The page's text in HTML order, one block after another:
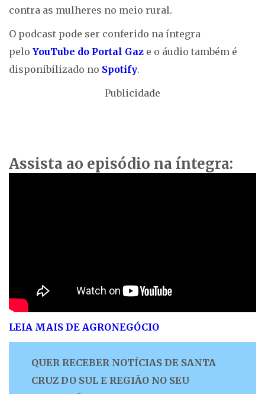
contra as mulheres no meio rural.
O podcast pode ser conferido na íntegra
pelo YouTube do Portal Gaz e o áudio também é
disponibilizado no Spotify.
Publicidade
Assista ao episódio na íntegra:
LEIA MAIS DE AGRONEGÓCIO
QUER RECEBER NOTÍCIAS DE SANTA
CRUZ DO SUL E REGIÃO NO SEU